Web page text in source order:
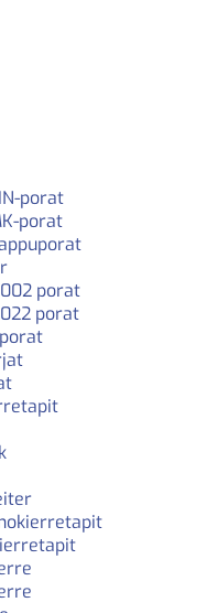
porat
porat
porat
porat